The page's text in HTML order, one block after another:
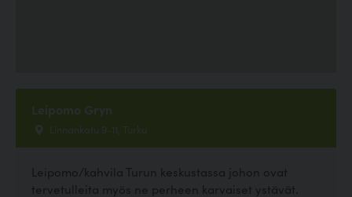
Leipomo Gryn
Linnankatu 9-11, Turku
Leipomo/kahvila Turun keskustassa johon ovat
tervetulleita myös ne perheen karvaiset ystävät.